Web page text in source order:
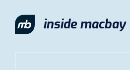
Inhalt
springen
inside macbay